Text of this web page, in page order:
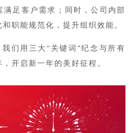
足客户需求；同时，公司内部
职能规范化，提升组织效能。
们用三大“关键词”纪念与所有
开启新一年的美好征程。